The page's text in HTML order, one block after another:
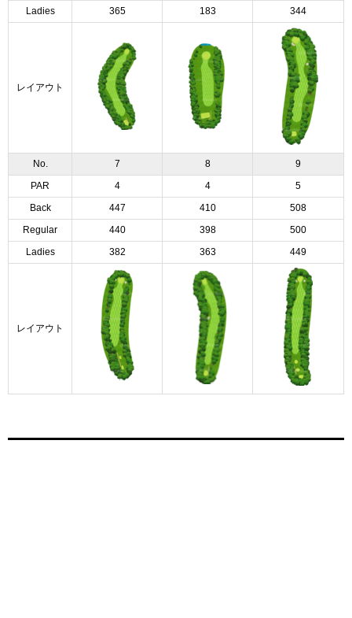
Ladies 365 183 344
レイアウト
No. 7 8 9
PAR 4 4 5
Back 447 410 508
Regular 440 398 500
Ladies 382 363 449
レイアウト